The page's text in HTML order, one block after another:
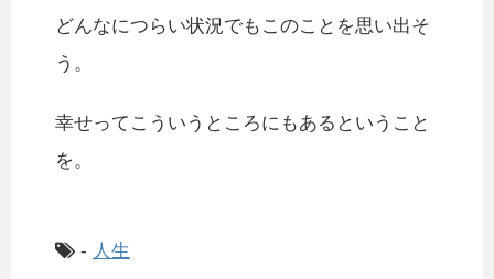
どんなにつらい状況でもこのことを思い出そ
う。
幸せってこういうところにもあるということ
を。
- 人生